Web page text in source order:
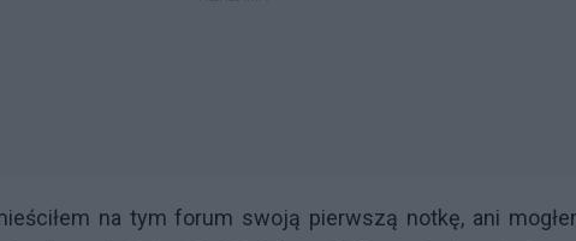
na tym forum swoją pierwszą notkę, ani